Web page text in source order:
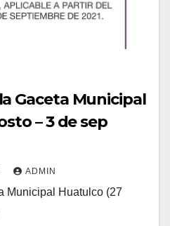
Gaceta Municipal
– 3 de sep
ADMIN
Municipal Huatulco (27